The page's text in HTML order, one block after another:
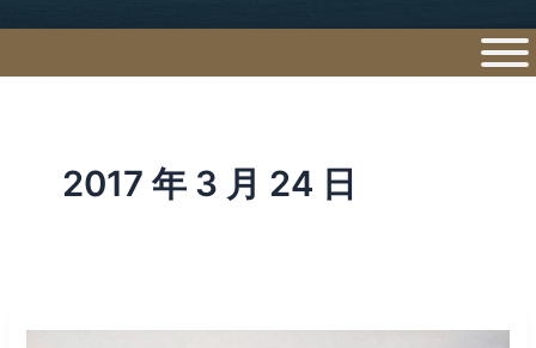
k
n
2017 年 3 月 24 日